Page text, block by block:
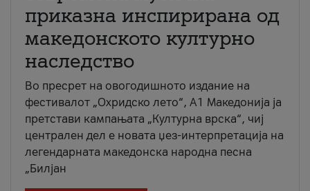
приказна инспирирана од
македонското културно
наследство
Во пресрет на овогодишното издание на
фестивалот „Охридско лето“, А1 Македонија ја
претстави кампањата „Културна врска“, чиј
централен дел е новата џез-интерпретација на
легендарната македонска народна песна
„Билјан